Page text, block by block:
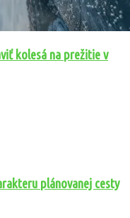
kolesá na prežitie v
plánovanej cesty